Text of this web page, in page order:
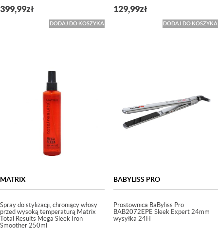
399,99zł
DODAJ DO KOSZYKA
129,99zł
DODAJ DO KOSZYKA
MATRIX
Spray do stylizacji, chroniący włosy
przed wysoką temperaturą Matrix
Total Results Mega Sleek Iron
Smoother 250ml
BABYLISS PRO
Prostownica BaByliss Pro
BAB2072EPE Sleek Expert 24mm
wysyłka 24H